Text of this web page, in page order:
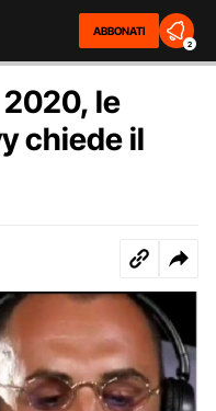
ABBONATI
2
le
chiede il